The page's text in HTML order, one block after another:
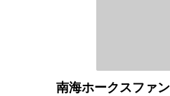
南海ホークスファ